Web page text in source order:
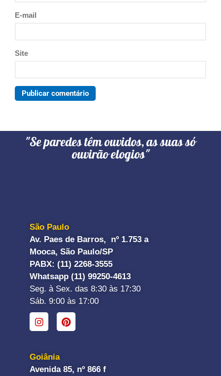
E-mail
Site
"Se paredes têm ouvidos, as suas só
ouvirão elogios"
São Paulo
Av. Paes de Barros, nº 1.753 a
Mooca, São Paulo/SP
PABX: (11) 2268-3555
Whatsapp (11) 99250-4613
Seg. à Sex. das 8:30 às 17:30
Sáb. 9:00 às 17:00
Goiânia
Avenida 85, nº 866 f